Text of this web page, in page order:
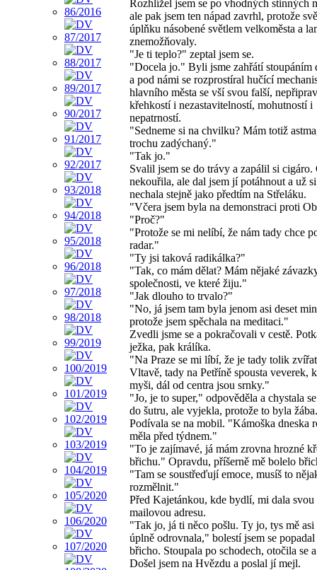
Rozhlížel jsem se po vhodných stinných
ale pak jsem ten nápad zavrhl, protože
úplňku násobené světlem velkoměsta a
znemožňovaly.
"Je ti teplo?" zeptal jsem se.
"Docela jo." Byli jsme zahřátí stoupáním
a pod námi se rozprostíral hučící
hlavního města se vší svou falší,
křehkostí i nezastavitelností, mohutností i
nepatrností.
"Sedneme si na chvilku? Mám totiž
trochu zadýchaný."
"Tak jo."
Svalil jsem se do trávy a zapálil si cigáro.
nekouřila, ale dal jsem jí potáhnout a už
nechala stejně jako předtím na Střeláku.
"Včera jsem byla na demonstraci proti
"Proč?"
"Protože se mi nelíbí, že nám tady chce
radar."
"Ty jsi taková radikálka?"
"Tak, co mám dělat? Mám nějaké
společnosti, ve které žiju."
"Jak dlouho to trvalo?"
"No, já jsem tam byla jenom asi deset
protože jsem spěchala na meditaci."
Zvedli jsme se a pokračovali v cestě.
ježka, pak králíka.
"Na Praze se mi líbí, že je tady tolik
Vltavě, tady na Petříně spousta veverek,
myši, dál od centra jsou srnky."
"Jo, je to super," odpověděla a chystala
do šutru, ale vyjekla, protože to byla žába.
Podívala se na mobil. "Kámoška dneska
měla před týdnem."
"To je zajímavé, já mám zrovna hrozné
břichu." Opravdu, příšerně mě bolelo
"Tam se soustřeďují emoce, musíš to
rozmělnit."
Před Kajetánkou, kde bydlí, mi dala svou
mailovou adresu.
"Tak jo, já ti něco pošlu. Ty jo, tys mě asi
úplně odrovnala," bolestí jsem se popadal
břicho. Stoupala po schodech, otočila se
Došel jsem na Hvězdu a poslal jí mejl.